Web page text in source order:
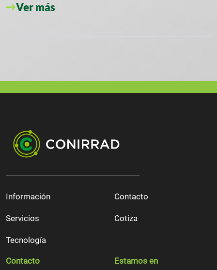
Ver más
Información
Servicios
Tecnología
Contacto
Cotiza
Contacto Estamos en